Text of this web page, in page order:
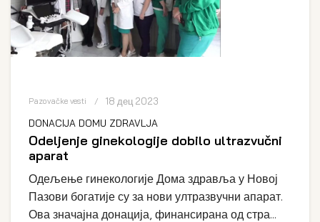
Pazovačke vesti 18 дец 2023
DONACIJA DOMU ZDRAVLJA
Odeljenje ginekologije dobilo ultrazvučni
aparat
Одељење гинекологије Дома здравља у Новој
Пазови богатије су за нови ултразвучни апарат.
Ова значајна донација, финансирана од стра...